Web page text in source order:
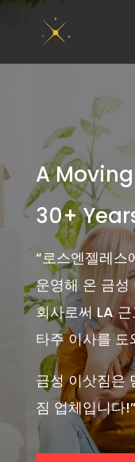
A
30+
“로스엔젤레스
운영해 온 금성
회사로써 LA
타주 이사를 도
금성 이삿짐은
짐 업체입니다